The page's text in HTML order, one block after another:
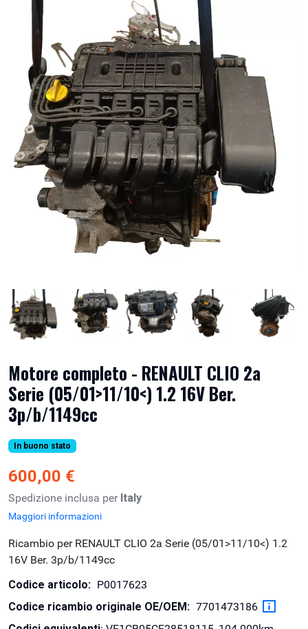
Motore completo - RENAULT CLIO 2a
Serie (05/01>11/10<) 1.2 16V Ber.
3p/b/1149cc
In buono stato
600,00 €
Spedizione inclusa per Italy
Maggiori informazioni
Ricambio per RENAULT CLIO 2a Serie (05/01>11/10<) 1.2
16V Ber. 3p/b/1149cc
Codice articolo: P0017623
Codice ricambio originale OE/OEM: 7701473186